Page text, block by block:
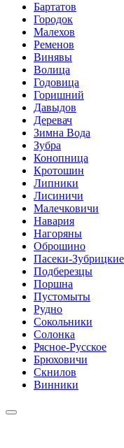
Бартатов
Городок
Малехов
Ременов
Винявы
Волица
Годовица
Горишний
Давыдов
Деревач
Зимна Вода
Зубра
Конопница
Кротошин
Липники
Лисиничи
Малечковичи
Навария
Нагоряны
Оброшино
Пасеки-Зубрицкие
Подберезцы
Поршна
Пустомыты
Рудно
Сокольники
Солонка
Рясное-Русское
Брюховичи
Скнилов
Винники